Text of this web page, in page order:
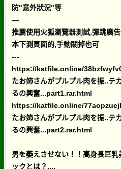
防"意外狀況"等
—
推薦使用火狐瀏覽器測試,彈跳廣
本下測頁面的,手動關掉也可
---
https://katfile.online/
たお姉さんがプルプル肉を振..テ
るの興奮...part1.rar.html
https://katfile.online/
たお姉さんがプルプル肉を振..テ
るの興奮...part2.rar.html
男を萎えさせない！！高身長巨乳
ックとは？....